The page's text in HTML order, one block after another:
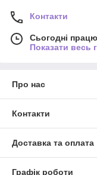
Контакти
Сьогодні
Показати весь
Про нас
Контакти
Доставка та оплата
Графік роботи